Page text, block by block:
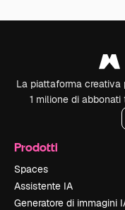
La piattaforma
1 milione di
Prodotti
Spaces
Assistente IA
Generatore di immagini